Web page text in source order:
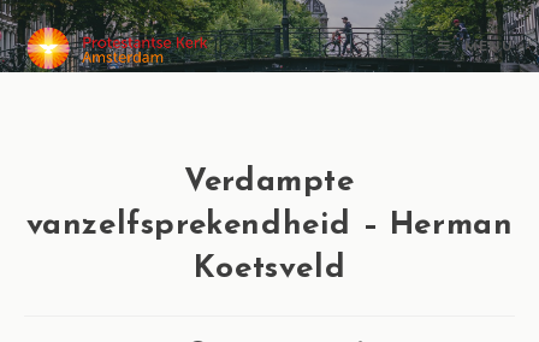
MENU
Verdampte
vanzelfsprekendheid – Herman
Koetsveld